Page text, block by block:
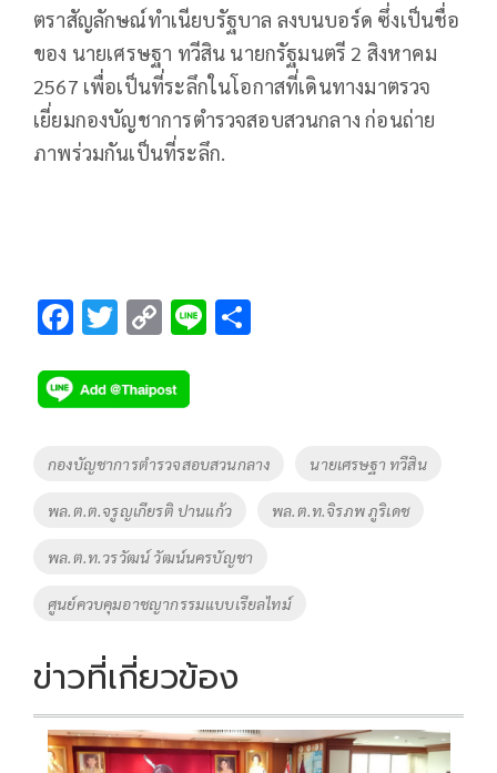
ตราสัญลักษณ์ทำเนียบรัฐบาล ลงบนบอร์ด ซึ่งเป็นชื่อ
ของ นายเศรษฐา ทวีสิน นายกรัฐมนตรี 2 สิงหาคม
2567 เพื่อเป็นที่ระลึกในโอกาสที่เดินทางมาตรวจ
เยี่ยมกองบัญชาการตำรวจสอบสวนกลาง ก่อนถ่าย
ภาพร่วมกันเป็นที่ระลึก.
F
e
b
o
k
T
tt
er
C
p
y
Li
n
k
Li
Tags
กองบัญชาการตำรวจสอบสวนกลาง นายเศรษฐา ทวีสิน
พล.ต.ต.จรูญเกียรติ ปานแก้ว พล.ต.ท.จิรภพ ภูริเดช
พล.ต.ท.วรวัฒน์ วัฒน์นครบัญชา
ศูนย์ควบคุมอาชญากรรมแบบเรียลไทม์
ข่าวที่เกี่ยวข้อง